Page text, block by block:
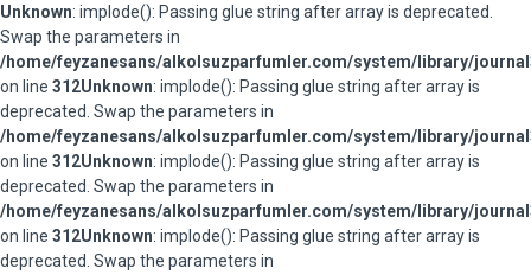
Unknown: implode(): Passing glue string after array is deprecated.
Swap the parameters in
/home/feyzanesans/alkolsuzparfumler.com/system/library/
on line 312Unknown: implode(): Passing glue string after array is
deprecated. Swap the parameters in
/home/feyzanesans/alkolsuzparfumler.com/system/library/
on line 312Unknown: implode(): Passing glue string after array is
deprecated. Swap the parameters in
/home/feyzanesans/alkolsuzparfumler.com/system/library/
on line 312Unknown: implode(): Passing glue string after array is
deprecated. Swap the parameters in